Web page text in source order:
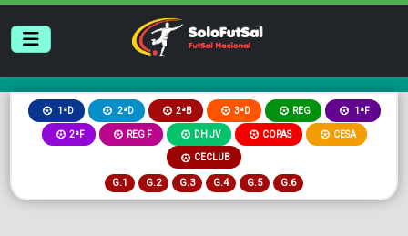
1ªD 2ªD 2ªB 3ªD REG 1ªF
2ªF REG F DH JV COPAS CESA
CECLUB
G.1 G.2 G.3 G.4 G.5 G.6